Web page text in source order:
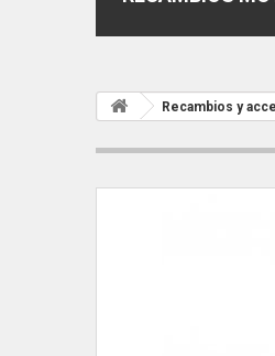
Recambios y